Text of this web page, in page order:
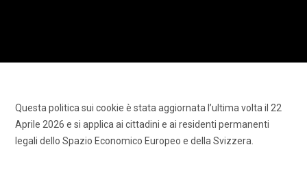
Questa politica sui cookie è stata aggiornata l’ultima volta il 22
Aprile 2026 e si applica ai cittadini e ai residenti permanenti
legali dello Spazio Economico Europeo e della Svizzera.